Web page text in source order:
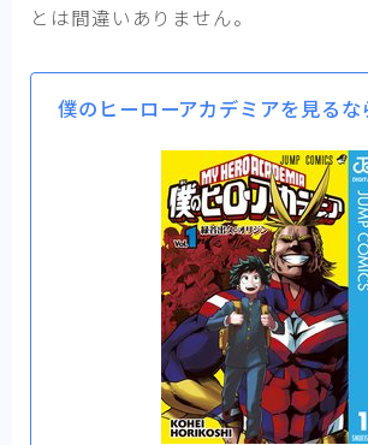
とは間違いありません。
僕のヒーローアカデミアを見るな